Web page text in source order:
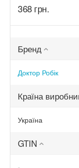
‍368‍грн.
Бренд
Доктор Робік
Країна
Україна
GTIN